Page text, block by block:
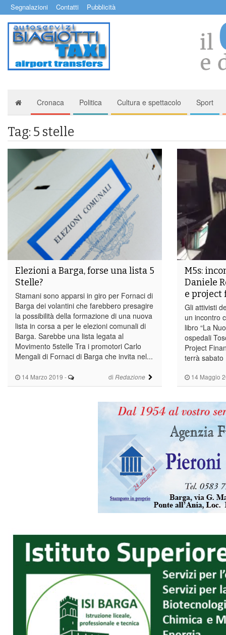
Segnalazioni Contatti Pubblicità
Cronaca Politica Cultura e spettacolo Sport
Tag: 5 stelle
14 Marzo 2019 - di Redazione
Elezioni a Barga, forse una lista 5
Stelle?
Stamani sono apparsi in giro per Fornaci di
Barga dei volantini che farebbero presagire
la possibilità della formazione di una nuova
lista in corsa a per le elezioni comunali di
Barga. Sarebbe una lista legata al
Movimento 5stelle Tra i promotori Carlo
Mengali di Fornaci di Barga che invita nel...
14 Maggio
M5s:
Daniele
e project
Gli attivisti
un incontro
libro “La
ospedali
Project
terrà sabato